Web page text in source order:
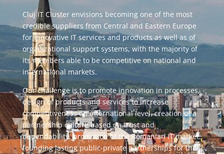
Cluj IT Cluster envisions becoming one of the most
credible suppliers from Central and Eastern Europe
for innovative IT services and products as well as of
organizational support systems, with the majority of
its members able to be competitive on national and
international markets.
Our challenge is to promote innovation in processes,
design of products and services to increase
competitiveness on international level, creation of a
partnership culture based on trust and
dependability, promotion of the Romanian IT market,
founding lasting public-private partnerships for the